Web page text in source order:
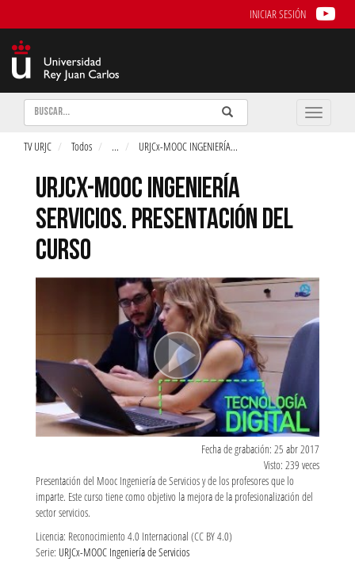
INICIAR SESIÓN
Buscar Enviar
Buscar
Toggle
TV URJC Todos ... URJCx-MOOC INGENIERÍA...
URJCX-MOOC INGENIERÍA
SERVICIOS. PRESENTACIÓN DEL
CURSO
Fecha de grabación: 25 abr 2017
Visto: 239 veces
Presentación del Mooc Ingeniería de Servicios y de los profesores que lo
imparte. Este curso tiene como objetivo la mejora de la profesionalización del
sector servicios.
Licencia: Reconocimiento 4.0 Internacional (CC BY 4.0)
Serie: URJCx-MOOC Ingeniería de Servicios